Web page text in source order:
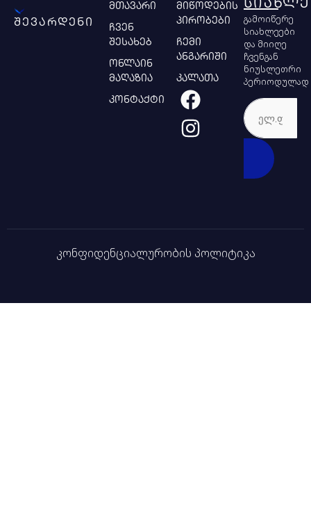
შევარდენი
მთავარი
ჩვენ
შესახებ
ონლაინ
მაღაზია
კონტაქტი
მიწოდების
პირობები
ჩემი
ანგარიში
კალათა
ᲡᲘᲐᲮᲚᲔ
გამოიწერე
სიახლეები
და მიიღე
ჩვენგან
ნიუსლეთრი
პერიოდულად
კონფიდენციალურობის პოლიტიკა